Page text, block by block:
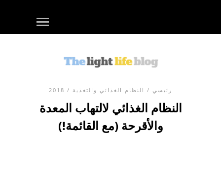
رئيسي / النظام الغذائي والتغذية / 2018
النظام الغذائي لالتهاب المعدة
والأقرحة (مع القائمة!)